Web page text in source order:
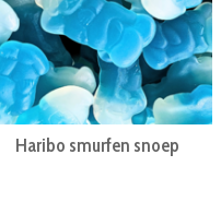
Haribo smurfen snoep